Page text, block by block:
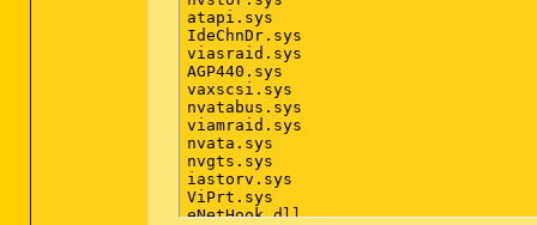
atapi.sys
IdeChnDr.sys
viasraid.sys
AGP440.sys
vaxscsi.sys
nvatabus.sys
viamraid.sys
nvata.sys
nvgts.sys
iastorv.sys
ViPrt.sys
eNetHook.dll